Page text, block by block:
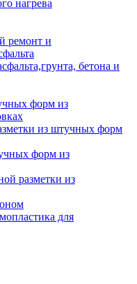
нагрева
ремонт и
бетона и
форм из
из штучных форм
форм из
разметки из
для